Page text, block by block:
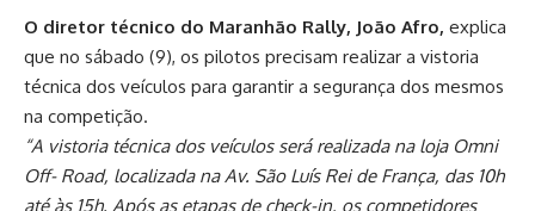
O diretor técnico do Maranhão Rally, João Afro, explica
que no sábado (9), os pilotos precisam realizar a vistoria
técnica dos veículos para garantir a segurança dos mesmos
na competição.
“A vistoria técnica dos veículos será realizada na loja Omni
Off- Road, localizada na Av. São Luís Rei de França, das 10h
até às 15h. Após as etapas de check-in, os competidores